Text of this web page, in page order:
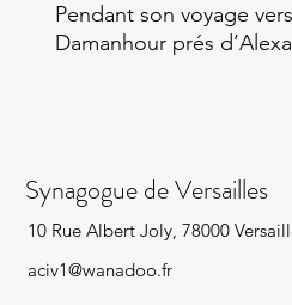
Pendant son voyage
Damanhour prés
Synagogue de Versailles
10 Rue Albert Joly, 78000
aciv1@wanadoo.fr